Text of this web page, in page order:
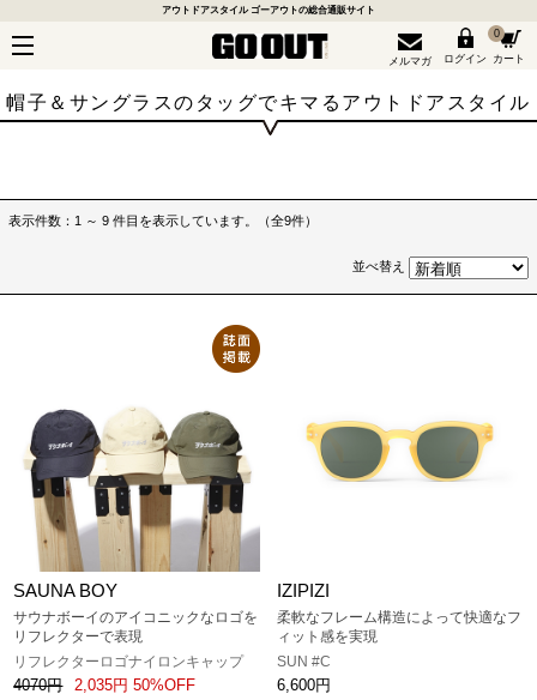
アウトドアスタイル ゴーアウトの総合通販サイト
メルマガ ログイン
0
カート
帽子＆サングラスのタッグでキマるアウトドアスタイル
表示件数：1 ～ 9 件目を表示しています。（全9件）
並べ替え
SAUNA BOY
サウナボーイのアイコニックなロゴを
リフレクターで表現
リフレクターロゴナイロンキャップ
4070円 2,035円 50%OFF
IZIPIZI
柔軟なフレーム構造によって快適なフ
ィット感を実現
SUN #C
6,600円